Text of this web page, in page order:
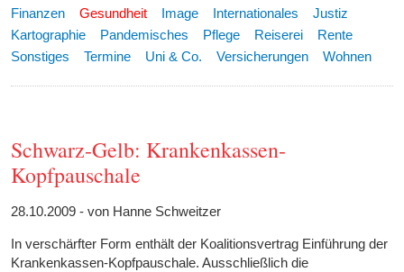
Finanzen
Gesundheit Image Internationales
Justiz
Kartographie
Pandemisches Pflege Reiserei
Rente
Sonstiges
Termine Uni & Co. Versicherungen Wohnen
Schwarz-Gelb: Krankenkassen-
Kopfpauschale
28.10.2009 - von Hanne Schweitzer
In verschärfter Form enthält der Koalitionsvertrag Einführung der
Krankenkassen-Kopfpauschale. Ausschließlich die